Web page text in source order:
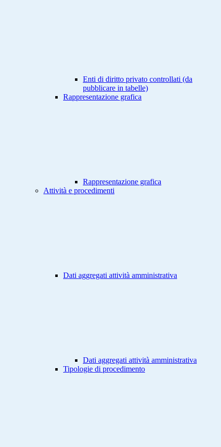
Enti di diritto privato controllati (da
pubblicare in tabelle)
Rappresentazione grafica
Rappresentazione grafica
Attività e procedimenti
Dati aggregati attività amministrativa
Dati aggregati attività amministrativa
Tipologie di procedimento